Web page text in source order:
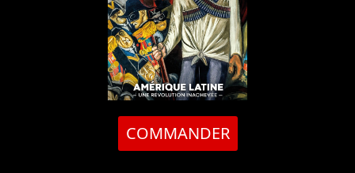
COMMANDER